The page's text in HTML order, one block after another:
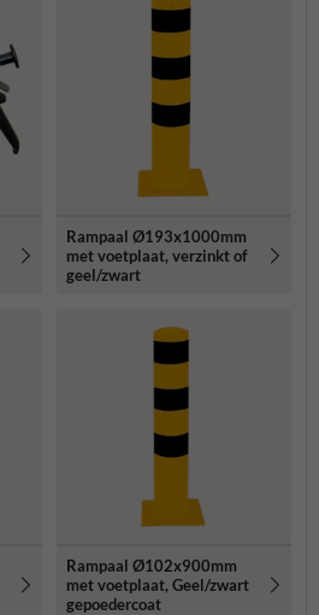
Rampaal Ø193x1000mm
met voetplaat, verzinkt of
geel/zwart
Rampaal Ø102x900mm
met voetplaat, Geel/zwart
gepoedercoat